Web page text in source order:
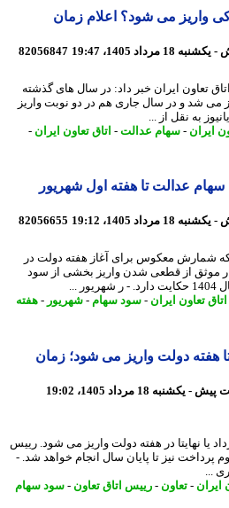
عدالت 1404 کی واریز می شود؟ اعلام زمان
82056847
ایران خبر داد: در سال های گذشته
و در سال جاری هم در دو نوبت واریز
نقل از ...
- سهام عدالت-اتاق تعاون ایران -
عدالت تا هفته اول شهریور
82056655
معکوس برای آغاز هفته دولت در
موثق از قطعی شدن واریز بخشی از سود
ایران - سود سهام-شهریور-هفته
عدالت 1404 تا هفته دولت واریز می شود؛ زمان
پایان مرداد یا نهایتا در هفته دولت واریز می شود. رییس
نیز تا پایان سال انجام خواهد شد. -
- تعاون-رییس اتاق تعاون-سود سهام